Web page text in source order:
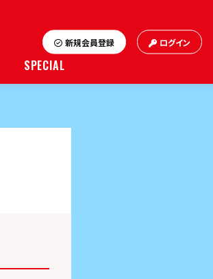
新規会員登録 ログイン
SPECIAL